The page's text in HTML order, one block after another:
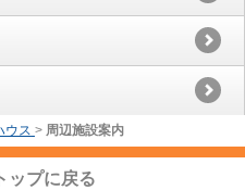
ウス > 周辺施設案内
ップに戻る